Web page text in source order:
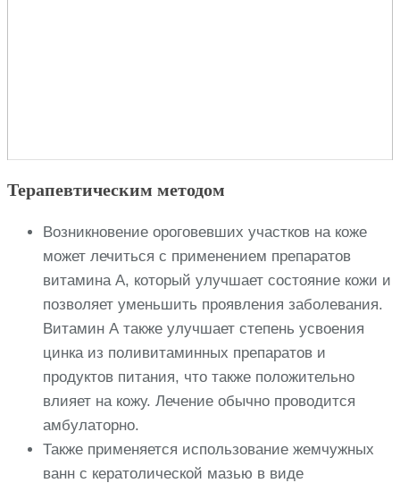
Терапевтическим методом
Возникновение ороговевших участков на коже
может лечиться с применением препаратов
витамина А, который улучшает состояние кожи и
позволяет уменьшить проявления заболевания.
Витамин А также улучшает степень усвоения
цинка из поливитаминных препаратов и
продуктов питания, что также положительно
влияет на кожу. Лечение обычно проводится
амбулаторно.
Также применяется использование жемчужных
ванн с кератолической мазью в виде